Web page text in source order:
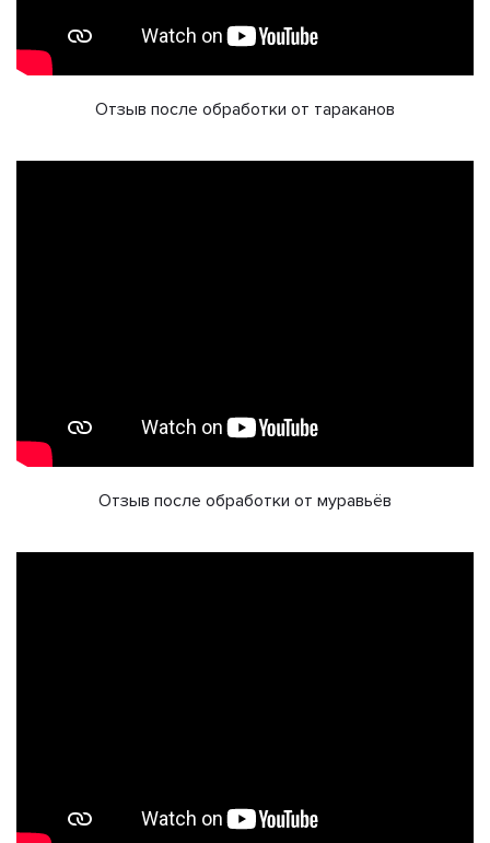
Отзыв после обработки от тараканов
Отзыв после обработки от муравьёв